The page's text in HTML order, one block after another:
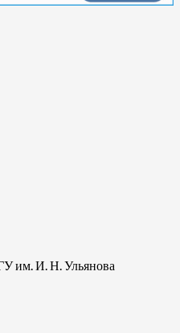
им. И. Н. Ульянова